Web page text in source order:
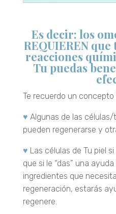
Es decir: los
REQUIEREN
reacciones
Tu puedas
Te recuerdo un
♥ Algunas de las
pueden regenerarse y
♥ Las células de Tu piel
que si le “das” una
ingredientes que
regeneración, estarás
regenere.